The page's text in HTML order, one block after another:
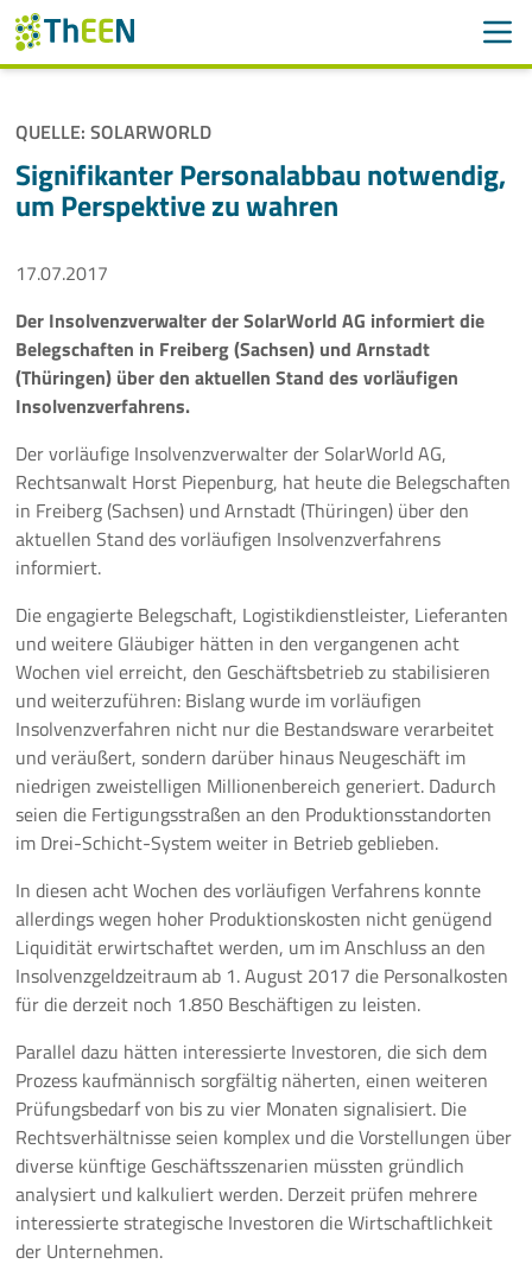
Navigation überspringen
ThEEN
Services
Mitglieder
Aktivitäten
Veranstaltungen
Aktuelles
Meldungen
Pressemeldungen
Branchenmeldungen
Statements
Positionen
Jobs
Akkreditierung
Mehr
QUELLE: SOLARWORLD
Signifikanter Personalabbau notwendig,
um Perspektive zu wahren
17.07.2017
Der Insolvenzverwalter der SolarWorld AG informiert die
Belegschaften in Freiberg (Sachsen) und Arnstadt
(Thüringen) über den aktuellen Stand des vorläufigen
Insolvenzverfahrens.
Der vorläufige Insolvenzverwalter der SolarWorld AG,
Rechtsanwalt Horst Piepenburg, hat heute die Belegschaften
in Freiberg (Sachsen) und Arnstadt (Thüringen) über den
aktuellen Stand des vorläufigen Insolvenzverfahrens
informiert.
Die engagierte Belegschaft, Logistikdienstleister, Lieferanten
und weitere Gläubiger hätten in den vergangenen acht
Wochen viel erreicht, den Geschäftsbetrieb zu stabilisieren
und weiterzuführen: Bislang wurde im vorläufigen
Insolvenzverfahren nicht nur die Bestandsware verarbeitet
und veräußert, sondern darüber hinaus Neugeschäft im
niedrigen zweistelligen Millionenbereich generiert. Dadurch
seien die Fertigungsstraßen an den Produktionsstandorten
im Drei-Schicht-System weiter in Betrieb geblieben.
In diesen acht Wochen des vorläufigen Verfahrens konnte
allerdings wegen hoher Produktionskosten nicht genügend
Liquidität erwirtschaftet werden, um im Anschluss an den
Insolvenzgeldzeitraum ab 1. August 2017 die Personalkosten
für die derzeit noch 1.850 Beschäftigen zu leisten.
Parallel dazu hätten interessierte Investoren, die sich dem
Prozess kaufmännisch sorgfältig näherten, einen weiteren
Prüfungsbedarf von bis zu vier Monaten signalisiert. Die
Rechtsverhältnisse seien komplex und die Vorstellungen über
diverse künftige Geschäftsszenarien müssten gründlich
analysiert und kalkuliert werden. Derzeit prüfen mehrere
interessierte strategische Investoren die Wirtschaftlichkeit
der Unternehmen.